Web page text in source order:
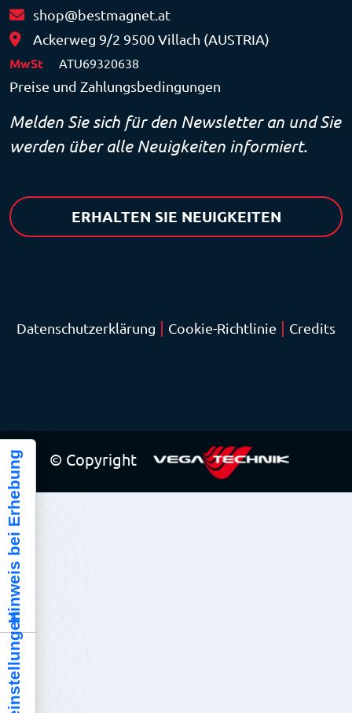
shop@bestmagnet.at
Ackerweg 9/2 9500 Villach (AUSTRIA)
MwSt ATU69320638
Preise und Zahlungsbedingungen
Melden Sie sich für den Newsletter an und Sie
werden über alle Neuigkeiten informiert.
ERHALTEN SIE NEUIGKEITEN
Datenschutzerklärung Cookie-Richtlinie Credits
© Copyright
Hinweis bei Erhebung